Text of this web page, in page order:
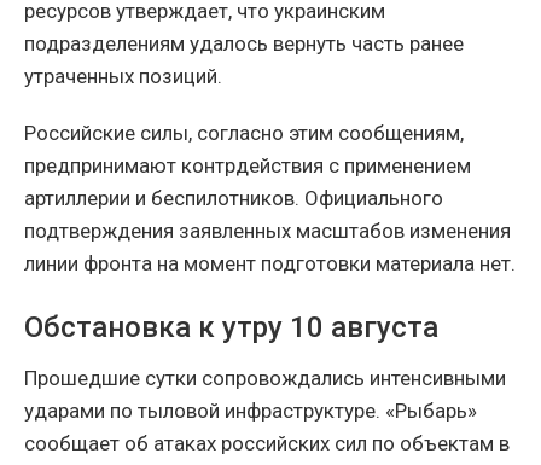
ресурсов утверждает, что украинским
подразделениям удалось вернуть часть ранее
утраченных позиций.
Российские силы, согласно этим сообщениям,
предпринимают контрдействия с применением
артиллерии и беспилотников. Официального
подтверждения заявленных масштабов изменения
линии фронта на момент подготовки материала нет.
Обстановка к утру 10 августа
Прошедшие сутки сопровождались интенсивными
ударами по тыловой инфраструктуре. «Рыбарь»
сообщает об атаках российских сил по объектам в